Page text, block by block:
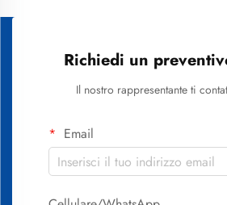
Richiedi un
Il nostro rappresentante ti
Email